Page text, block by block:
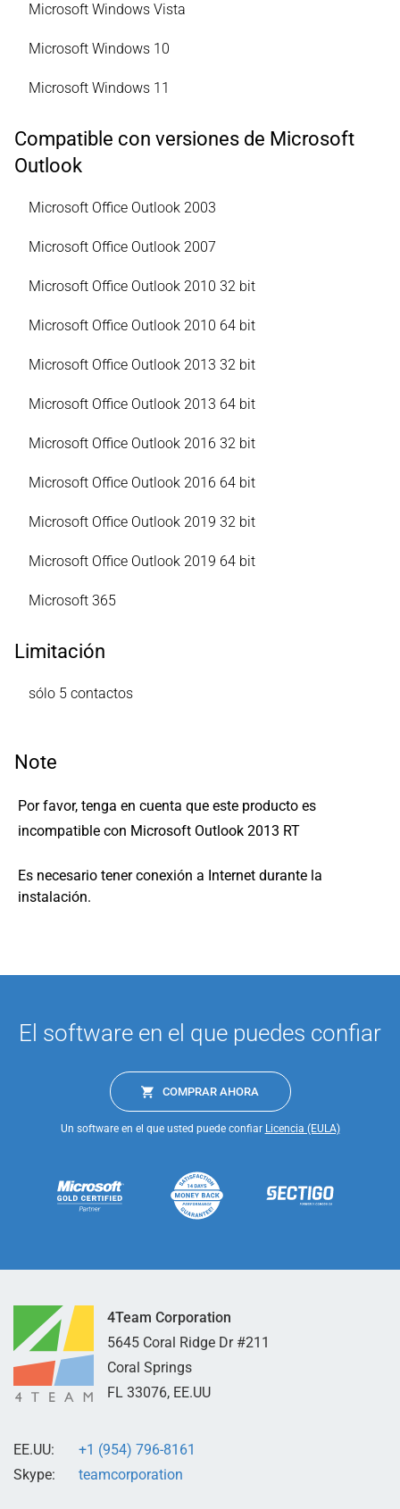
Microsoft Windows Vista
Microsoft Windows 10
Microsoft Windows 11
Compatible con versiones de Microsoft
Outlook
Microsoft Office Outlook 2003
Microsoft Office Outlook 2007
Microsoft Office Outlook 2010 32 bit
Microsoft Office Outlook 2010 64 bit
Microsoft Office Outlook 2013 32 bit
Microsoft Office Outlook 2013 64 bit
Microsoft Office Outlook 2016 32 bit
Microsoft Office Outlook 2016 64 bit
Microsoft Office Outlook 2019 32 bit
Microsoft Office Outlook 2019 64 bit
Microsoft 365
Limitación
sólo 5 contactos
Note
Por favor, tenga en cuenta que este producto es
incompatible con Microsoft Outlook 2013 RT
Es necesario tener conexión a Internet durante la
instalación.
El software en el que puedes confiar
COMPRAR AHORA
Un software en el que usted puede confiar Licencia (EULA)
4Team Corporation
5645 Coral Ridge Dr #211
Coral Springs
FL 33076, EE.UU
EE.UU:
Skype:
+1 (954) 796-8161
teamcorporation